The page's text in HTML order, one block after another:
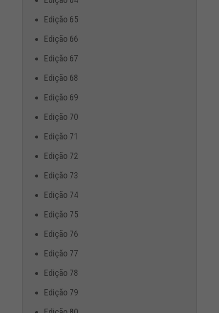
Edição 65
Edição 66
Edição 67
Edição 68
Edição 69
Edição 70
Edição 71
Edição 72
Edição 73
Edição 74
Edição 75
Edição 76
Edição 77
Edição 78
Edição 79